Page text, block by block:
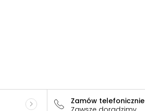
Zamów telefonicznie